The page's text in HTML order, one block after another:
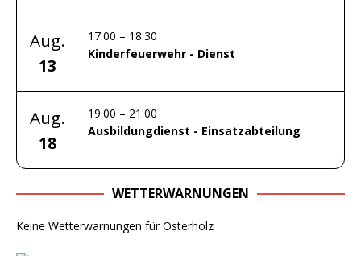
Aug.
13
17:00 – 18:30
Kinderfeuerwehr - Dienst
Aug.
18
19:00 – 21:00
Ausbildungdienst - Einsatzabteilung
WETTERWARNUNGEN
Keine Wetterwarnungen für Osterholz